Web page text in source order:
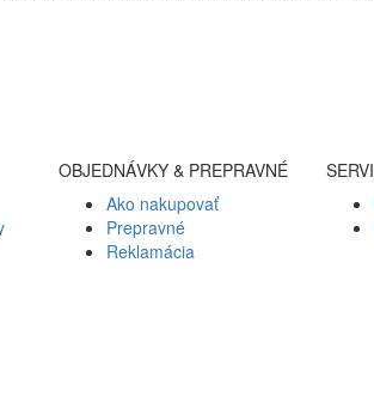
OBJEDNÁVKY & PREPRAVNÉ
Ako nakupovať
Prepravné
Reklamácia